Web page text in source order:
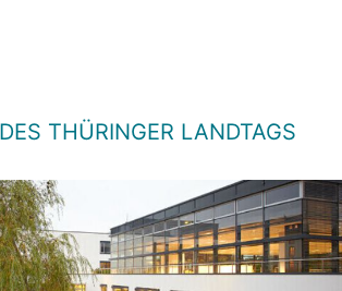
THÜRINGER LANDTAGS